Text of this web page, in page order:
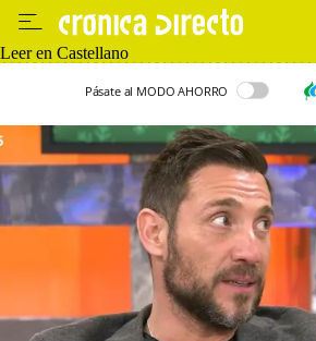
Leer en Castellano
Pásate al MODO AHORRO